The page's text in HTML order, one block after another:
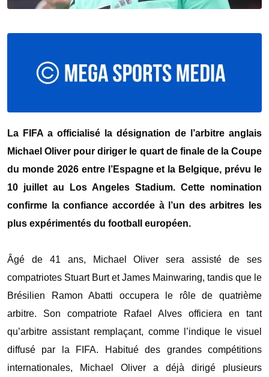
‎La FIFA a officialisé la désignation de l’arbitre anglais
Michael Oliver pour diriger le quart de finale de la Coupe
du monde 2026 entre l’Espagne et la Belgique, prévu le
10 juillet au Los Angeles Stadium. Cette nomination
confirme la confiance accordée à l’un des arbitres les
plus expérimentés du football européen.
‎Âgé de 41 ans, Michael Oliver sera assisté de ses
compatriotes Stuart Burt et James Mainwaring, tandis que le
Brésilien Ramon Abatti occupera le rôle de quatrième
arbitre. Son compatriote Rafael Alves officiera en tant
qu’arbitre assistant remplaçant, comme l’indique le visuel
diffusé par la FIFA. ‎Habitué des grandes compétitions
internationales, Michael Oliver a déjà dirigé plusieurs